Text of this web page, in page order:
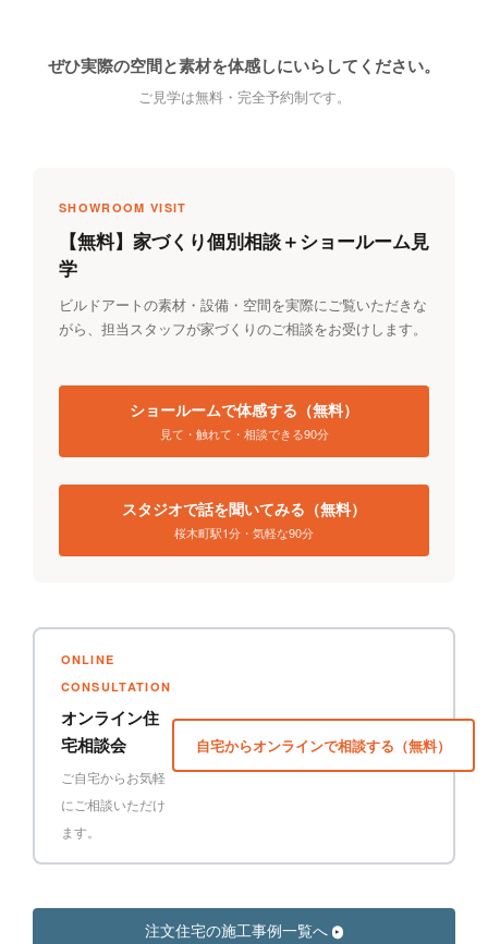
ぜひ実際の空間と素材を体感しにいらしてください。
ご見学は無料・完全予約制です。
SHOWROOM VISIT
【無料】家づくり個別相談＋ショールーム見
学
ビルドアートの素材・設備・空間を実際にご覧いただきな
がら、担当スタッフが家づくりのご相談をお受けします。
ショールームで体感する（無料）
見て・触れて・相談できる90分
スタジオで話を聞いてみる（無料）
桜木町駅1分・気軽な90分
ONLINE
CONSULTATION
オンライン住
宅相談会
ご自宅からお気軽
にご相談いただけ
ます。
自宅からオンラインで相談する（無料）
注文住宅の施工事例一覧へ